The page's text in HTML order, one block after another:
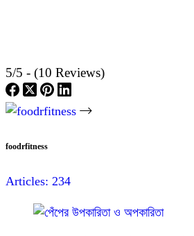
5/5 - (10 Reviews)
foodrfitness
Articles: 234